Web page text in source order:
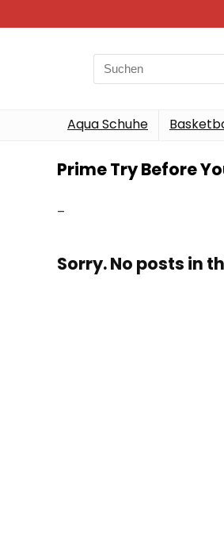
Search
for:
Aqua Schuhe
Prime Try Before
–
Sorry. No posts in